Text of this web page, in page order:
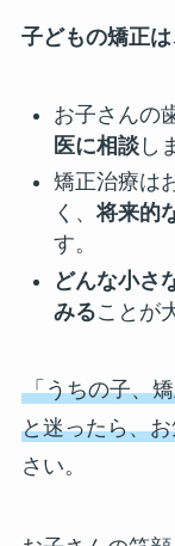
子どもの矯正
お子さんの
医に相談し
矯正治療は
く、 将来的
す。
どんな小さ
みることが
「うちの子、
と迷ったら、
さい。